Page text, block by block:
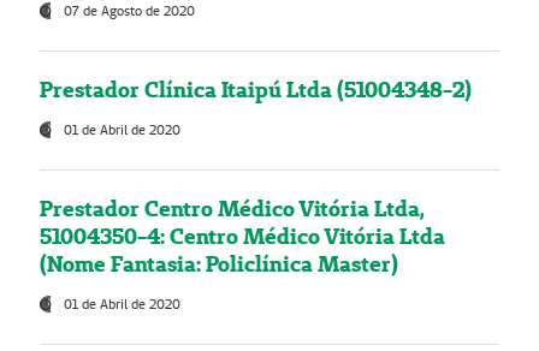
07 de Agosto de 2020
Prestador Clínica Itaipú Ltda (51004348-2)
01 de Abril de 2020
Prestador Centro Médico Vitória Ltda,
51004350-4: Centro Médico Vitória Ltda
(Nome Fantasia: Policlínica Master)
01 de Abril de 2020